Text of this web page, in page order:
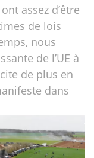
assez d’être
de lois
nous
de l’UE à
de plus en
dans